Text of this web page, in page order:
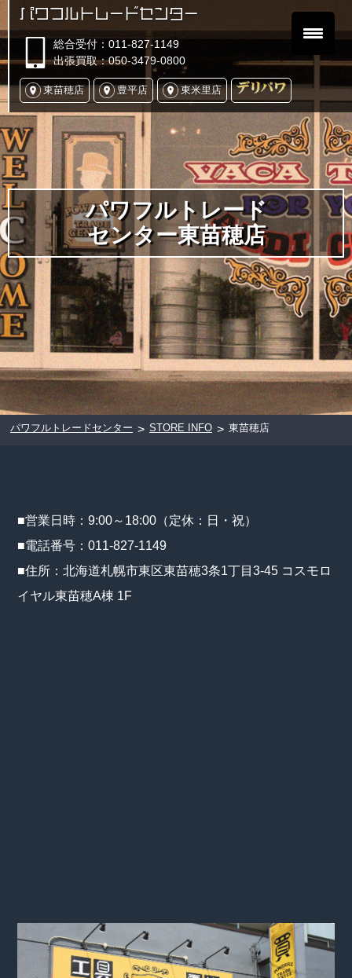
パワフルトレードセンター
総合受付：011-827-1149
出張買取：050-3479-0800
東苗穂店 豊平店 東米里店
パワフルトレード
センター東苗穂店
パワフルトレードセンター > STORE INFO > 東苗穂店
■営業日時：9:00～18:00（定休：日・祝）
■電話番号：011-827-1149
■住所：北海道札幌市東区東苗穂3条1丁目3-45 コスモロ
イヤル東苗穂A棟 1F